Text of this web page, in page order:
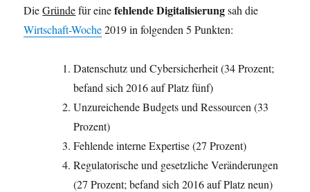
DieGründefür einefehlende Digitalisierungsah die
Wirtschaft-Woche2019 in folgenden 5 Punkten:
Datenschutz und Cybersicherheit (34 Prozent;
befand sich 2016 auf Platz fünf)
Unzureichende Budgets und Ressourcen (33
Prozent)
Fehlende interne Expertise (27 Prozent)
Regulatorische und gesetzliche Veränderungen
(27 Prozent; befand sich 2016 auf Platz neun)